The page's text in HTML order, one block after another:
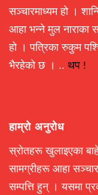
सञ्चारमाध्यम हो ।
आहा भन्ने मुल नाराका
हो । पत्रिका रुकुम
भैरहेको छ । .. थप !
हाम्रो अनुरोध
स्रोतहरू खुलाइएका
सामग्रीहरू आहा
सम्पत्ति हुन् । यसमा